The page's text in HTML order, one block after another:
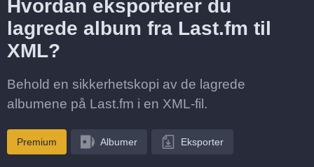
Hvordan eksporterer du
lagrede album fra Last.fm til
XML?
Behold en sikkerhetskopi av de lagrede
albumene på Last.fm i en XML-fil.
Premium Albumer Eksporter